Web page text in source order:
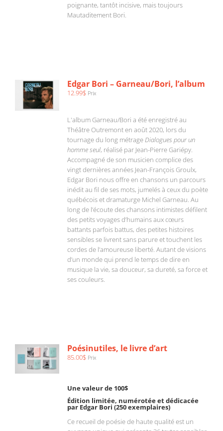
poignante, tantôt incisive, mais toujours
Mautaditement Bori.
DÉTAILS
Edgar Bori – Garneau/Bori, l’album
12.99$ Prix
L'album Garneau/Bori a été enregistré au
Théâtre Outremont en août 2020, lors du
tournage du long métrageDialogues pour un
homme seul, réalisé par Jean-Pierre Gariépy.
Accompagné de son musicien complice des
vingt dernières années Jean-François Groulx,
Edgar Bori nous offre en chansons un parcours
inédit au fil de ses mots, jumelés à ceux du poète
québécois et dramaturge Michel Garneau. Au
long de l’écoute des chansons intimistes défilent
des petits voyages d’humains aux cœurs
battants parfois battus, des petites histoires
sensibles se livrent sans parure et touchent les
cordes de l’amoureuse liberté. Autant de visions
d’un monde qui prend le temps de dire en
musique la vie, sa douceur, sa dureté, sa force et
ses couleurs.
DÉTAILS
Poésinutiles, le livre d’art
85.00$ Prix
Une valeur de 100$
Édition limitée, numérotée et dédicacée
par Edgar Bori (250 exemplaires)
Ce recueil de poésie de haute qualité est un